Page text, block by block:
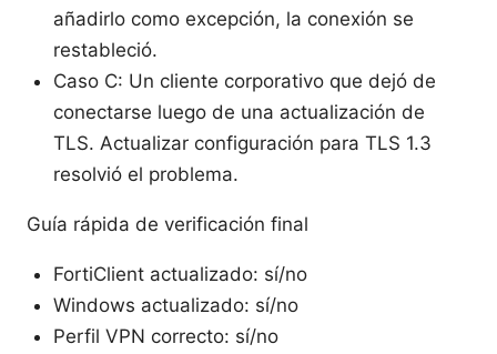
añadirlo como excepción, la conexión se
restableció.
Caso C: Un cliente corporativo que dejó de
conectarse luego de una actualización de
TLS. Actualizar configuración para TLS 1.3
resolvió el problema.
Guía rápida de verificación final
FortiClient actualizado: sí/no
Windows actualizado: sí/no
Perfil VPN correcto: sí/no